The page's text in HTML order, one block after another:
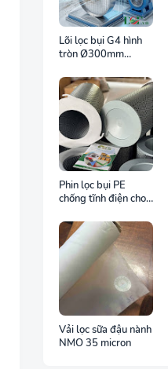
Lõi lọc bụi G4 hình
tròn Ø300mm
gió tròn
Phin lọc bụi PE
chống tĩnh điện cho
cháy
Vải lọc sữa đậu nành
NMO 35 micron